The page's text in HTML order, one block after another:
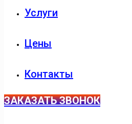
Услуги
Цены
Контакты
ЗАКАЗАТЬ ЗВОНОК